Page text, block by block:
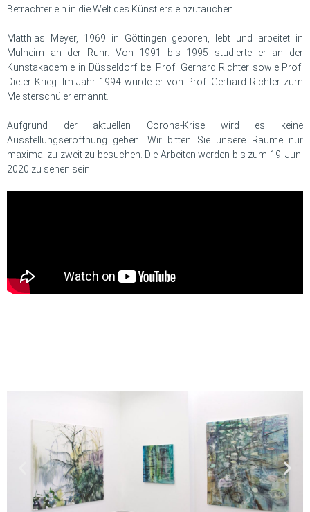
Betrachter ein in die Welt des Künstlers einzutauchen.
Matthias Meyer, 1969 in Göttingen geboren, lebt und arbeitet in
Mülheim an der Ruhr. Von 1991 bis 1995 studierte er an der
Kunstakademie in Düsseldorf bei Prof. Gerhard Richter sowie Prof.
Dieter Krieg. Im Jahr 1994 wurde er von Prof. Gerhard Richter zum
Meisterschüler ernannt.
Aufgrund der aktuellen Corona-Krise wird es keine
Ausstellungseröffnung geben. Wir bitten Sie unsere Räume nur
maximal zu zweit zu besuchen. Die Arbeiten werden bis zum 19. Juni
2020 zu sehen sein.